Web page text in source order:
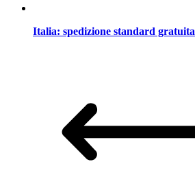
Italia: spedizione standard gratuita